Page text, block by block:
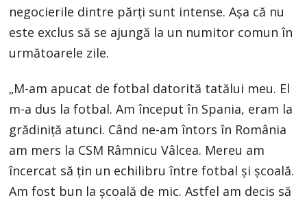
negocierile dintre părți sunt intense. Așa că nu
este exclus să se ajungă la un numitor comun în
următoarele zile.
„M-am apucat de fotbal datorită tatălui meu. El
m-a dus la fotbal. Am început în Spania, eram la
grădiniță atunci. Când ne-am întors în România
am mers la CSM Râmnicu Vâlcea. Mereu am
încercat să țin un echilibru între fotbal și școală.
Am fost bun la școală de mic. Astfel am decis să